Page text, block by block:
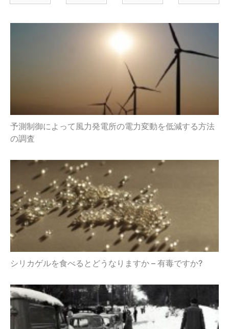
予測制御によって風力発電所の電力変動を低減する方法
の調査
シリカゲルを食べるとどうなりますか – 有毒ですか?